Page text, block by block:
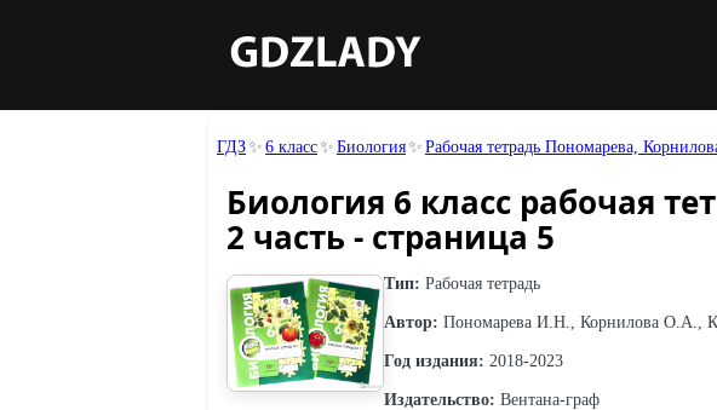
ГДЗ 6 класс Биология Рабочая тетрадь Пономарева,
Биология 6 класс рабочая
2 часть - страница 5
Тип: Рабочая тетрадь
Автор: Пономарева И.Н., Корнилова О.А.,
Год издания: 2018-2023
Издательство: Вентана-граф